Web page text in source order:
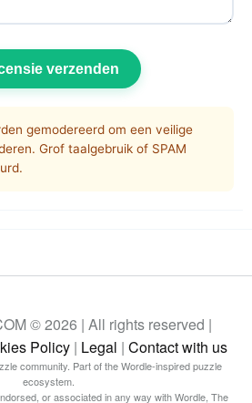
verzenden
gemodereerd om een veilige
Grof taalgebruik of SPAM
© 2026 | All rights reserved |
Policy| Legal | Contact with us
community. Part of the Wordle-inspired puzzle
ecosystem.
or associated in any way with Wordle, The